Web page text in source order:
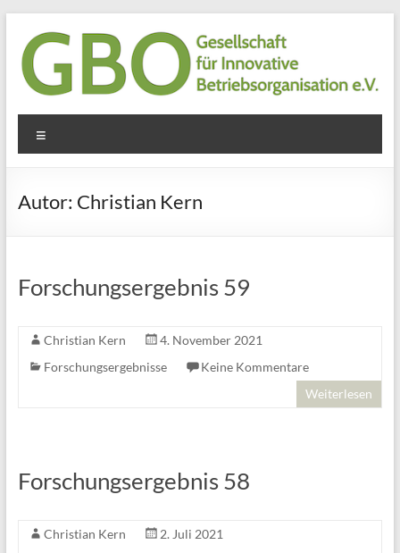
Inhalt
springen
GBO
e.V.
für
Autor: Christian Kern
Forschungsergebnis 59
Christian Kern
4. November 2021
Forschungsergebnisse
Keine Kommentare
Weiterlesen
Forschungsergebnis 58
Christian Kern
2. Juli 2021